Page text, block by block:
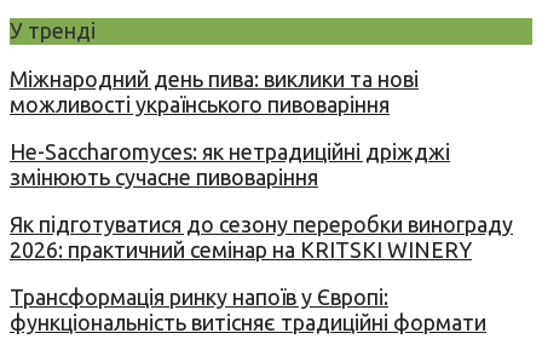
У тренді
Міжнародний день пива: виклики та нові
можливості українського пивоваріння
Не-Saccharomyces: як нетрадиційні дріжджі
змінюють сучасне пивоваріння
Як підготуватися до сезону переробки винограду
2026: практичний семінар на KRITSKI WINERY
Трансформація ринку напоїв у Європі:
функціональність витісняє традиційні формати